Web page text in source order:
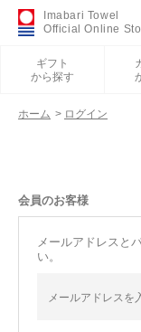
Imabari Towel
Official Online
ギフト
から探す
カテゴリから探す
刺繍について
ホーム > ログイン
会員のお客様
メールアドレスと
い。